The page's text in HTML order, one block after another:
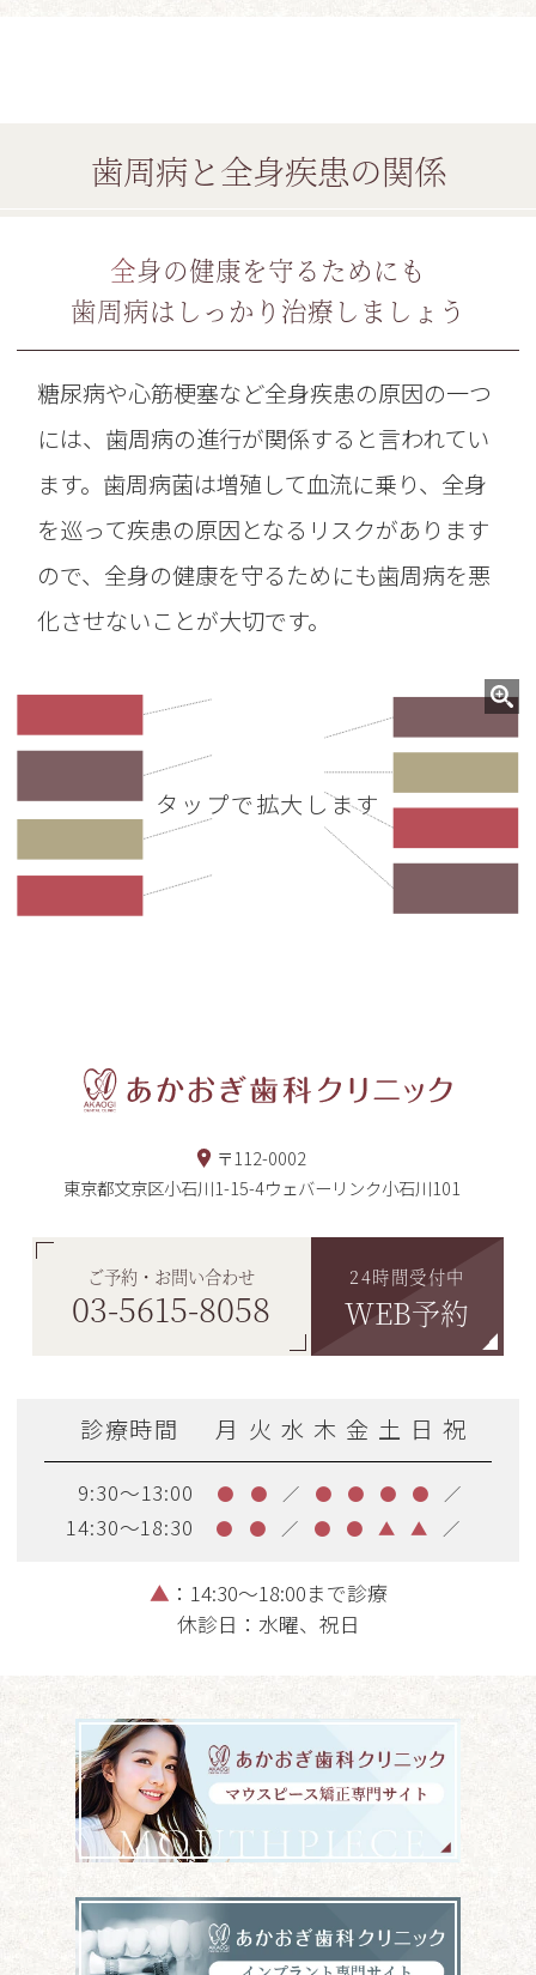
歯周病と全身疾患の関係
全身の健康を守るためにも
歯周病はしっかり治療しましょう
糖尿病や心筋梗塞など全身疾患の原因の一つ
には、歯周病の進行が関係すると言われてい
ます。歯周病菌は増殖して血流に乗り、全身
を巡って疾患の原因となるリスクがあります
ので、全身の健康を守るためにも歯周病を悪
化させないことが大切です。
〒112-0002
東京都文京区小石川1-15-4ウェバーリンク小石川101
ご予約・お問い合わせ
03-5615-8058
24時間受付中
WEB予約
診療時間 月 火 水 木 金 土 日 祝
9:30～13:00 ● ● ／ ● ● ● ● ／
14:30～18:30 ● ● ／ ● ● ▲ ▲ ／
▲ ：14:30～18:00まで診療
休診日：水曜、祝日